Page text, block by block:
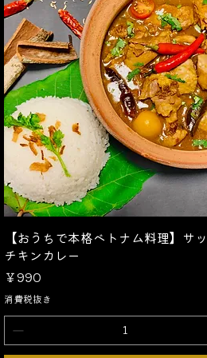
クイックビュー
【おうちで本格ベトナム料理】サ
チキンカレー
価格
￥990
消費税抜き